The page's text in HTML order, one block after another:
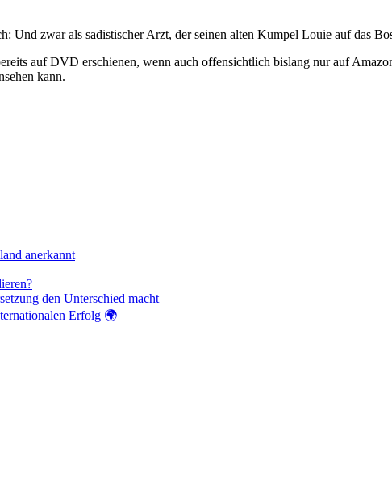
Und zwar als sadistischer Arzt, der seinen alten Kumpel Louie auf das
auf DVD erschienen, wenn auch offensichtlich bislang nur auf
kann.
anerkannt
den Unterschied macht
Erfolg 🌍